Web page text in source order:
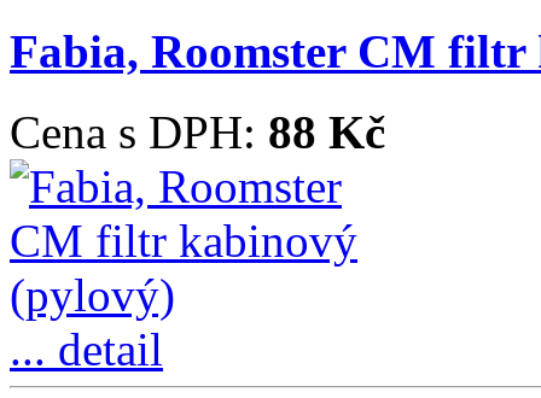
Fabia, Roomster CM
Cena s DPH: 88 Kč
... detail